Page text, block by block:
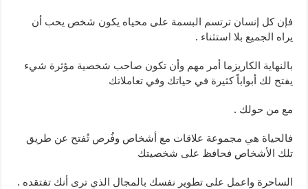
فإن كل إنسان ترتسم البسمة على محياه يكون شخص يحب أن
يراه الجميع بلا استثناء .
بالنهاية الكاريزما أمر مهم وأن تكون صاحب شخصية مؤثرة شيء
يفتح لك أبواباً كثيرة في حياتك وفي تعاملاتك
مع من حولك .
فالحياة هي مجموعة علاقات مع أشخاص وفُرص تُفتح عن طريق
تلك الأشخاص فحافظ على شخصيتك
الساحرة واعمل على تطوير نفسك بالمجال الذي ترى أنك تفتقده .